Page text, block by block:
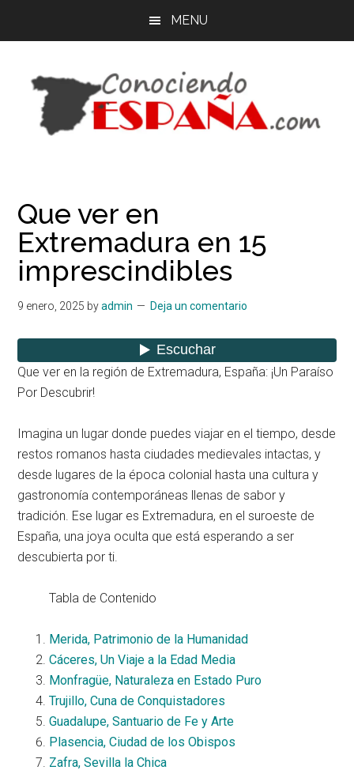
principal
lateral
principal
MENU
-
Guía
de
Viajes
por
libre
-
España
Que ver en
Extremadura en 15
imprescindibles
9 enero, 2025 byadmin Deja un comentario
Que ver en la región de Extremadura, España: ¡Un Paraíso
Por Descubrir!
Imagina un lugar donde puedes viajar en el tiempo, desde
restos romanos hasta ciudades medievales intactas, y
desde lugares de la época colonial hasta una cultura y
gastronomía contemporáneas llenas de sabor y
tradición. Ese lugar es Extremadura, en el suroeste de
España, una joya oculta que está esperando a ser
descubierta por ti.
Tabla de Contenido
Merida, Patrimonio de la Humanidad
Cáceres, Un Viaje a la Edad Media
Monfragüe, Naturaleza en Estado Puro
Trujillo, Cuna de Conquistadores
Guadalupe, Santuario de Fe y Arte
Plasencia, Ciudad de los Obispos
Zafra, Sevilla la Chica